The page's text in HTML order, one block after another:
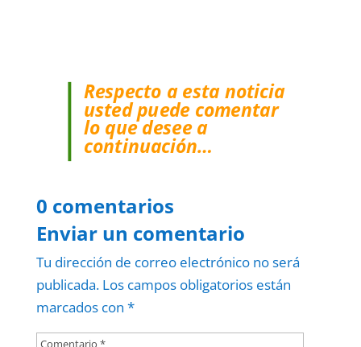
Respecto a esta noticia
usted puede comentar
lo que desee a
continuación…
0 comentarios
Enviar un comentario
Tu dirección de correo electrónico no será
publicada. Los campos obligatorios están
marcados con *